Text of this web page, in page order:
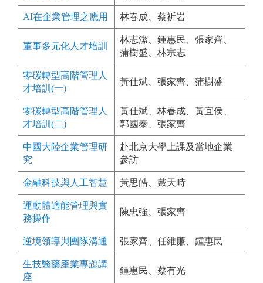
AI在企業管理之應用 林春成、蔡祈岩
董事多元化人才培訓
林志潔、鍾惠民、張家齊、
蒲樹盛、林宗志
零碳轉型高階管理人
才培訓(一)
黃仕斌、張家齊、 蒲樹盛
零碳轉型高階管理人
才培訓(二)
黃仕斌、林春成、黃宜侯、
郭國泰、張家齊
中國大陸企業管理研
究
赴北京大學上課及當地企業
參訪
金融科技與人工智慧 黃思皓、戴天時
運動體適能管理與實
務操作
陳忠強、張家齊
逆境領導與團隊溝通 張家齊、任維廉、鍾惠民
生技醫藥產業專題講
座
鍾惠民、蔡有光